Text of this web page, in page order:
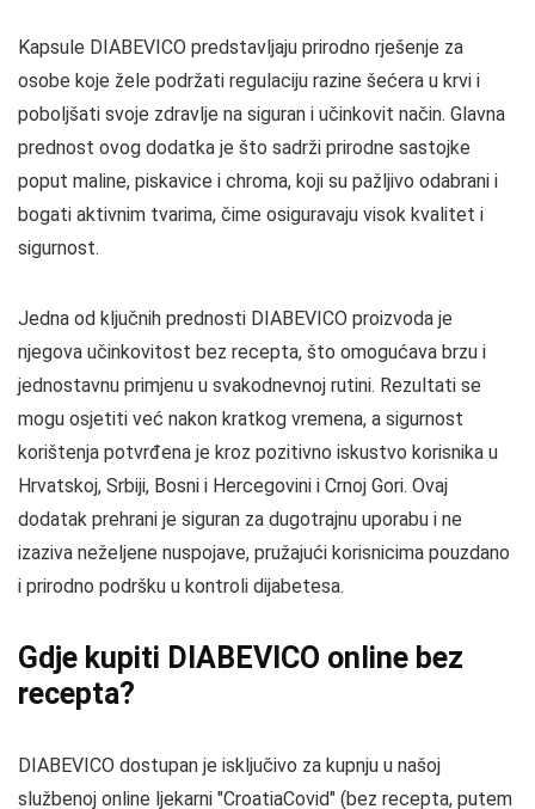
Kapsule DIABEVICO predstavljaju prirodno rješenje za
osobe koje žele podržati regulaciju razine šećera u krvi i
poboljšati svoje zdravlje na siguran i učinkovit način. Glavna
prednost ovog dodatka je što sadrži prirodne sastojke
poput maline, piskavice i chroma, koji su pažljivo odabrani i
bogati aktivnim tvarima, čime osiguravaju visok kvalitet i
sigurnost.
Jedna od ključnih prednosti DIABEVICO proizvoda je
njegova učinkovitost bez recepta, što omogućava brzu i
jednostavnu primjenu u svakodnevnoj rutini. Rezultati se
mogu osjetiti već nakon kratkog vremena, a sigurnost
korištenja potvrđena je kroz pozitivno iskustvo korisnika u
Hrvatskoj, Srbiji, Bosni i Hercegovini i Crnoj Gori. Ovaj
dodatak prehrani je siguran za dugotrajnu uporabu i ne
izaziva neželjene nuspojave, pružajući korisnicima pouzdano
i prirodno podršku u kontroli dijabetesa.
Gdje kupiti DIABEVICO online bez
recepta?
DIABEVICO dostupan je isključivo za kupnju u našoj
službenoj online ljekarni "CroatiaCovid" (bez recepta, putem